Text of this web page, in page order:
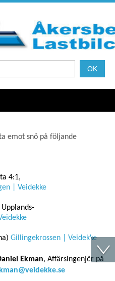
emot snö på följande
4:1,
| Veidekke
Gillingekrossen | Veidekke
Ekman, Affärsingenjör på